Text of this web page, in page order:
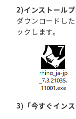
2)インストール
ダウンロードし
ックします。
3)「今すぐイン